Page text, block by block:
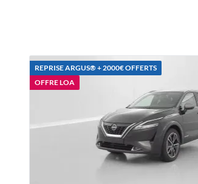
REPRISE ARGUS®️ + 2000€ OFFERTS
OFFRE LOA